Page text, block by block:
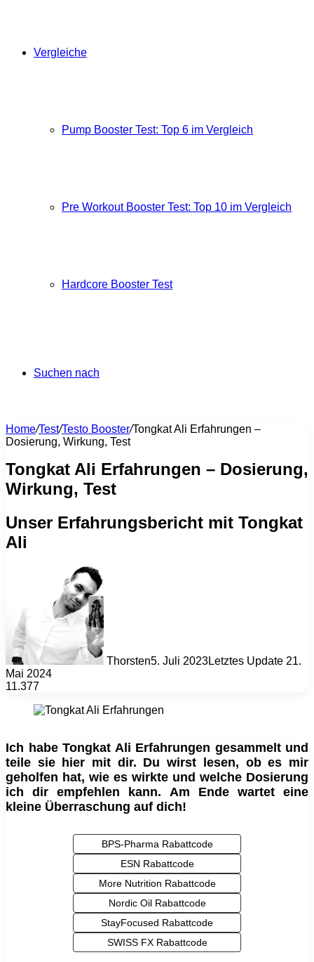
Vergleiche
Pump Booster Test: Top 6 im Vergleich
Pre Workout Booster Test: Top 10 im Vergleich
Hardcore Booster Test
Suchen nach
Home/Test/Testo Booster/Tongkat Ali Erfahrungen –
Dosierung, Wirkung, Test
Tongkat Ali Erfahrungen – Dosierung,
Wirkung, Test
Unser Erfahrungsbericht mit Tongkat
Ali
Thorsten5. Juli 2023Letztes Update 21.
Mai 2024
11.377
Ich habe Tongkat Ali Erfahrungen gesammelt und
teile sie hier mit dir. Du wirst lesen, ob es mir
geholfen hat, wie es wirkte und welche Dosierung
ich dir empfehlen kann. Am Ende wartet eine
kleine Überraschung auf dich!
BPS-Pharma Rabattcode
ESN Rabattcode
More Nutrition Rabattcode
Nordic Oil Rabattcode
StayFocused Rabattcode
SWISS FX Rabattcode